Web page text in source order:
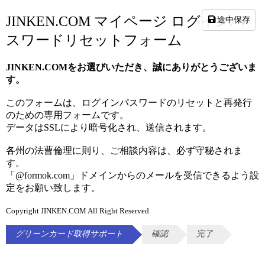
JINKEN.COM マイページ ログインパ
スワードリセットフォーム
JINKEN.COMをお選びいただき、誠にありがとうございま
す。
このフォームは、ログインパスワードのリセットと再発行
のための専用フォームです。
データはSSLにより暗号化され、送信されます。
各州の法曹倫理に則り、ご相談内容は、必ず守秘されま
す。
「@formok.com」ドメインからのメールを受信できるよう設
定をお願い致します。
Copyright JINKEN.COM All Right Reserved.
グリーンカード取得サポート 確認 完了
途中保存